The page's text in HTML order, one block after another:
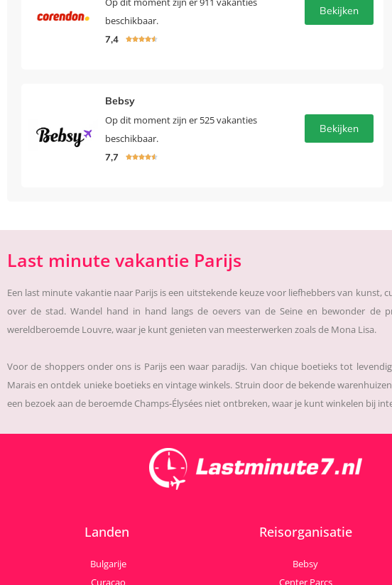
beschikbaar.
7,4 
Bekijken
Bebsy
Op dit moment zijn er 525 vakanties
beschikbaar.
7,7 
Bekijken
Last minute vakantie Parijs
Een last minute vakantie naar Parijs is een uitstekende keuze voor liefhebbers van
over de stad. Wandel hand in hand langs de oevers van de Seine en bewonder de
wereldberoemde Louvre, waar je kunt genieten van meesterwerken zoals de Mona Lisa.
Voor de shoppers onder ons is Parijs een waar paradijs. Van chique boetieks tot
Marais en ontdek unieke boetieks en vintage winkels. Struin door de bekende
een bezoek aan de beroemde Champs-Élysées niet ontbreken, waar je kunt winkelen bij
Landen
Bulgarije
Curacao
Reisorganisatie
Bebsy
Center Parcs